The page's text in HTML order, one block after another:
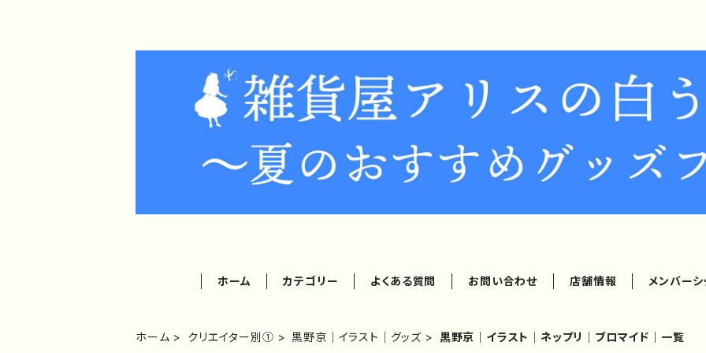
ホーム カテゴリー よくある質問 お問い合わせ 店舗情報 メンバーシ
ホーム クリエイター別① 黒野京｜イラスト｜グッズ 黒野京｜イラスト｜ネップリ｜ブロマイド｜一覧